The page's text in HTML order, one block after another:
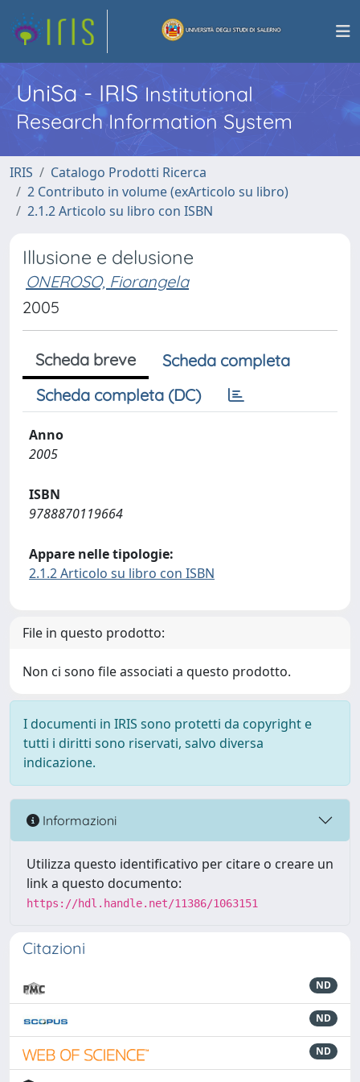
UniSa - IRISInstitutional
Research Information System
IRIS
Catalogo Prodotti Ricerca
2 Contributo in volume (exArticolo su libro)
2.1.2 Articolo su libro con ISBN
Illusione e delusione
ONEROSO, Fiorangela
2005
Scheda breve
Scheda completa
Scheda completa (DC)
Anno
2005
ISBN
9788870119664
Appare nelle tipologie:
2.1.2 Articolo su libro con ISBN
File in questo prodotto:
Non ci sono file associati a questo prodotto.
I documenti in IRIS sono protetti da copyright e
tutti i diritti sono riservati, salvo diversa
indicazione.
Informazioni
Utilizza questo identificativo per citare o creare un
link a questo documento:
https://hdl.handle.net/11386/1063151
Citazioni
ND
ND
ND